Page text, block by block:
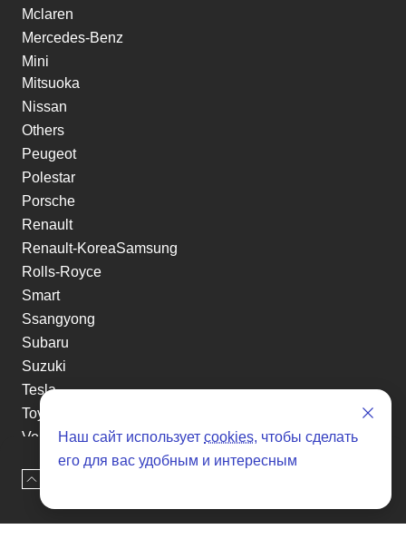
Mclaren
Mercedes-Benz
Mini
Mitsuoka
Nissan
Others
Peugeot
Polestar
Porsche
Renault
Renault-KoreaSamsung
Rolls-Royce
Smart
Ssangyong
Subaru
Suzuki
Tesla
Toyota
Volkswagen
Xin yuan
Наш сайт использует cookies, чтобы сделать
его для вас удобным и интересным